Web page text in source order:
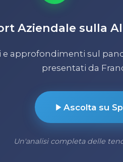
Aziendale sulla
e approfondimenti sul
presentati da
Ascolta su
Un'analisi completa delle